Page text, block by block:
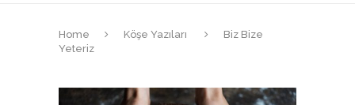
Home Köşe Yazıları
Biz Bize
Yeteriz